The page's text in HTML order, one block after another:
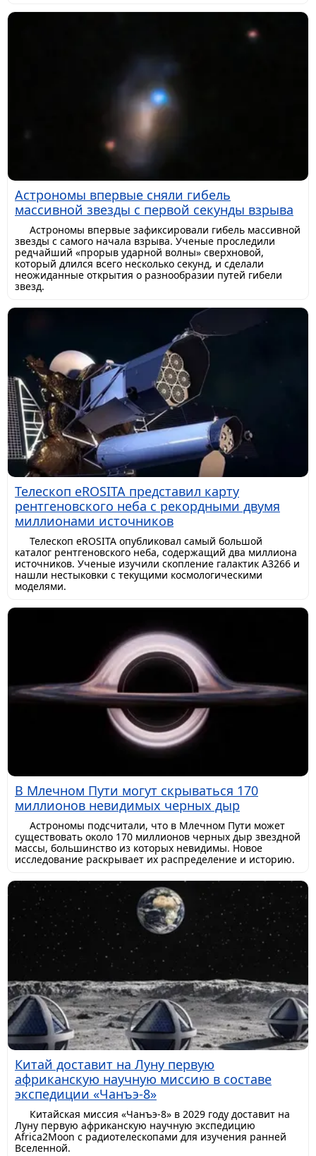
Астрономы впервые сняли гибель
массивной звезды с первой секунды взрыва
Астрономы впервые зафиксировали гибель массивной
звезды с самого начала взрыва. Ученые проследили
редчайший «прорыв ударной волны» сверхновой,
который длился всего несколько секунд, и сделали
неожиданные открытия о разнообразии путей гибели
звезд.
Телескоп eROSITA представил карту
рентгеновского неба с рекордными двумя
миллионами источников
Телескоп eROSITA опубликовал самый большой
каталог рентгеновского неба, содержащий два миллиона
источников. Ученые изучили скопление галактик A3266 и
нашли нестыковки с текущими космологическими
моделями.
В Млечном Пути могут скрываться 170
миллионов невидимых черных дыр
Астрономы подсчитали, что в Млечном Пути может
существовать около 170 миллионов черных дыр звездной
массы, большинство из которых невидимы. Новое
исследование раскрывает их распределение и историю.
Китай доставит на Луну первую
африканскую научную миссию в составе
экспедиции «Чанъэ-8»
Китайская миссия «Чанъэ-8» в 2029 году доставит на
Луну первую африканскую научную экспедицию
Africa2Moon с радиотелескопами для изучения ранней
Вселенной.